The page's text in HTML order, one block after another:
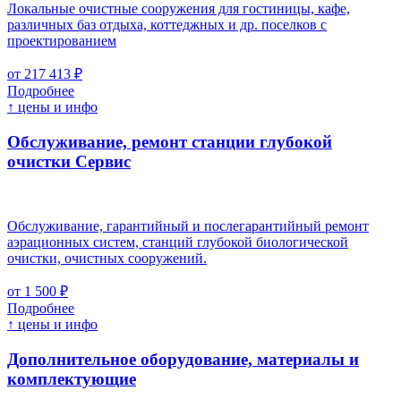
Локальные очистные сооружения для гостиницы, кафе,
различных баз отдыха, коттеджных и др. поселков с
проектированием
от 217 413 ₽
Подробнее
↑ цены и инфо
Обслуживание, ремонт станции глубокой
очистки Cервис
Обслуживание, гарантийный и послегарантийный ремонт
аэрационных систем, станций глубокой биологической
очистки, очистных сооружений.
от 1 500 ₽
Подробнее
↑ цены и инфо
Дополнительное оборудование, материалы и
комплектующие